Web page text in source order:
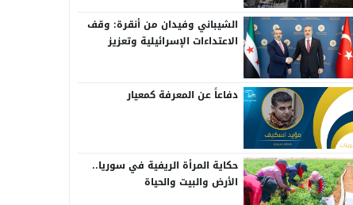
الشيباني وفيدان من أنقرة: وقف
الاعتداءات الإسرائيلية وتعزيز
دفاعاً عن المعرفة كمعيار
حكاية المرأة الريفية في سوريا..
الأرض والبيت والحياة